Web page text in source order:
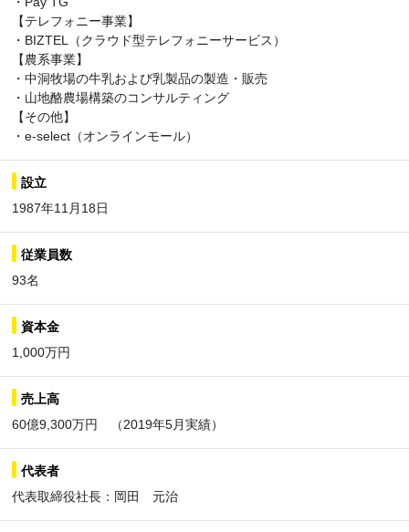
【テレフォニー事業】
・BIZTEL（クラウド型テレフォニーサービス）
【農系事業】
・中洞牧場の牛乳および乳製品の製造・販売
・山地酪農場構築のコンサルティング
【その他】
・e-select（オンラインモール）
設立
1987年11月18日
従業員数
93名
資本金
1,000万円
売上高
60億9,300万円 （2019年5月実績）
代表者
代表取締役社長：岡田 元治